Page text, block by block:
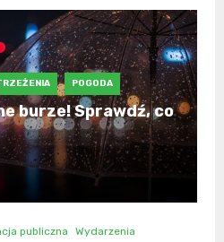
POGODA
burze! Sprawdź, co
publiczna Wydarzenia